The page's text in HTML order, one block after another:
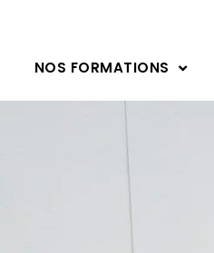
NOS FORMATIONS